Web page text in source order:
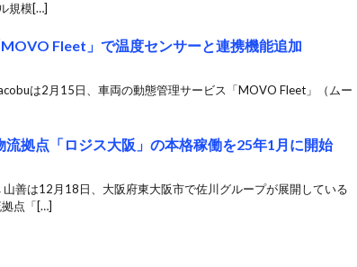
規模[…]
Fleet」で温度センサーと連携機能追加
は2月15日、車両の動態管理サービス「MOVO Fleet」（ムー
拠点「ロジス大阪」の本格稼働を25年1月に開始
善は12月18日、大阪府東大阪市で佐川グループが展開している
拠点「[…]